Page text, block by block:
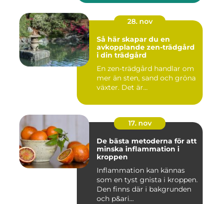
28. nov
Så här skapar du en
avkopplande zen-trädgård
i din trädgård
En zen-trädgård handlar om
mer än sten, sand och gröna
växter. Det är...
17. nov
De bästa metoderna för att
minska inflammation i
kroppen
Inflammation kan kännas
som en tyst gnista i kroppen.
Den finns där i bakgrunden
och p&ari...